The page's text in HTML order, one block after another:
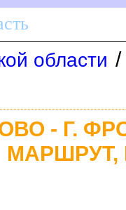
области /
- Г.
МАРШРУТ,